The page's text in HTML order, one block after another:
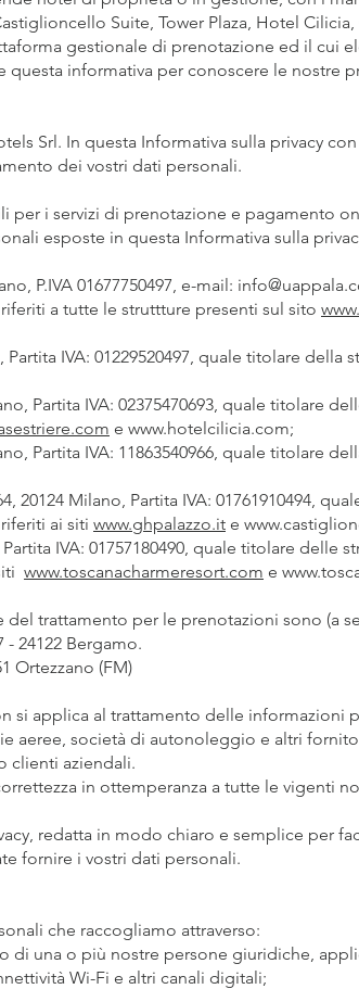
Suite, Tower Plaza, Hotel
gestionale di prenotazione ed il cui
questa informativa per conoscere le nostre
Srl. In questa Informativa sulla privacy
dei vostri dati personali.
per i servizi di prenotazione e pagamento
esposte in questa Informativa sulla
P.IVA 01677750497, e-mail:
a tutte le struttture presenti sul sito
IVA: 01229520497, quale titolare
Partita IVA: 02375470693, quale titolare
e www.hotelcilicia.com;
Partita IVA: 11863540966, quale titolare
20124 Milano, Partita IVA: 01761910494,
ai siti www.ghpalazzo.it e
IVA: 01757180490, quale titolare delle
www.toscanacharmeresort.com e
del trattamento per le prenotazioni sono (a
- 24122 Bergamo.
Ortezzano (FM)
si applica al trattamento delle informazioni
aeree, società di autonoleggio e altri
clienti aziendali.
in ottemperanza a tutte le vigenti
redatta in modo chiaro e semplice per
fornire i vostri dati personali.
che raccogliamo attraverso:
di una o più nostre persone giuridiche,
Wi-Fi e altri canali digitali;